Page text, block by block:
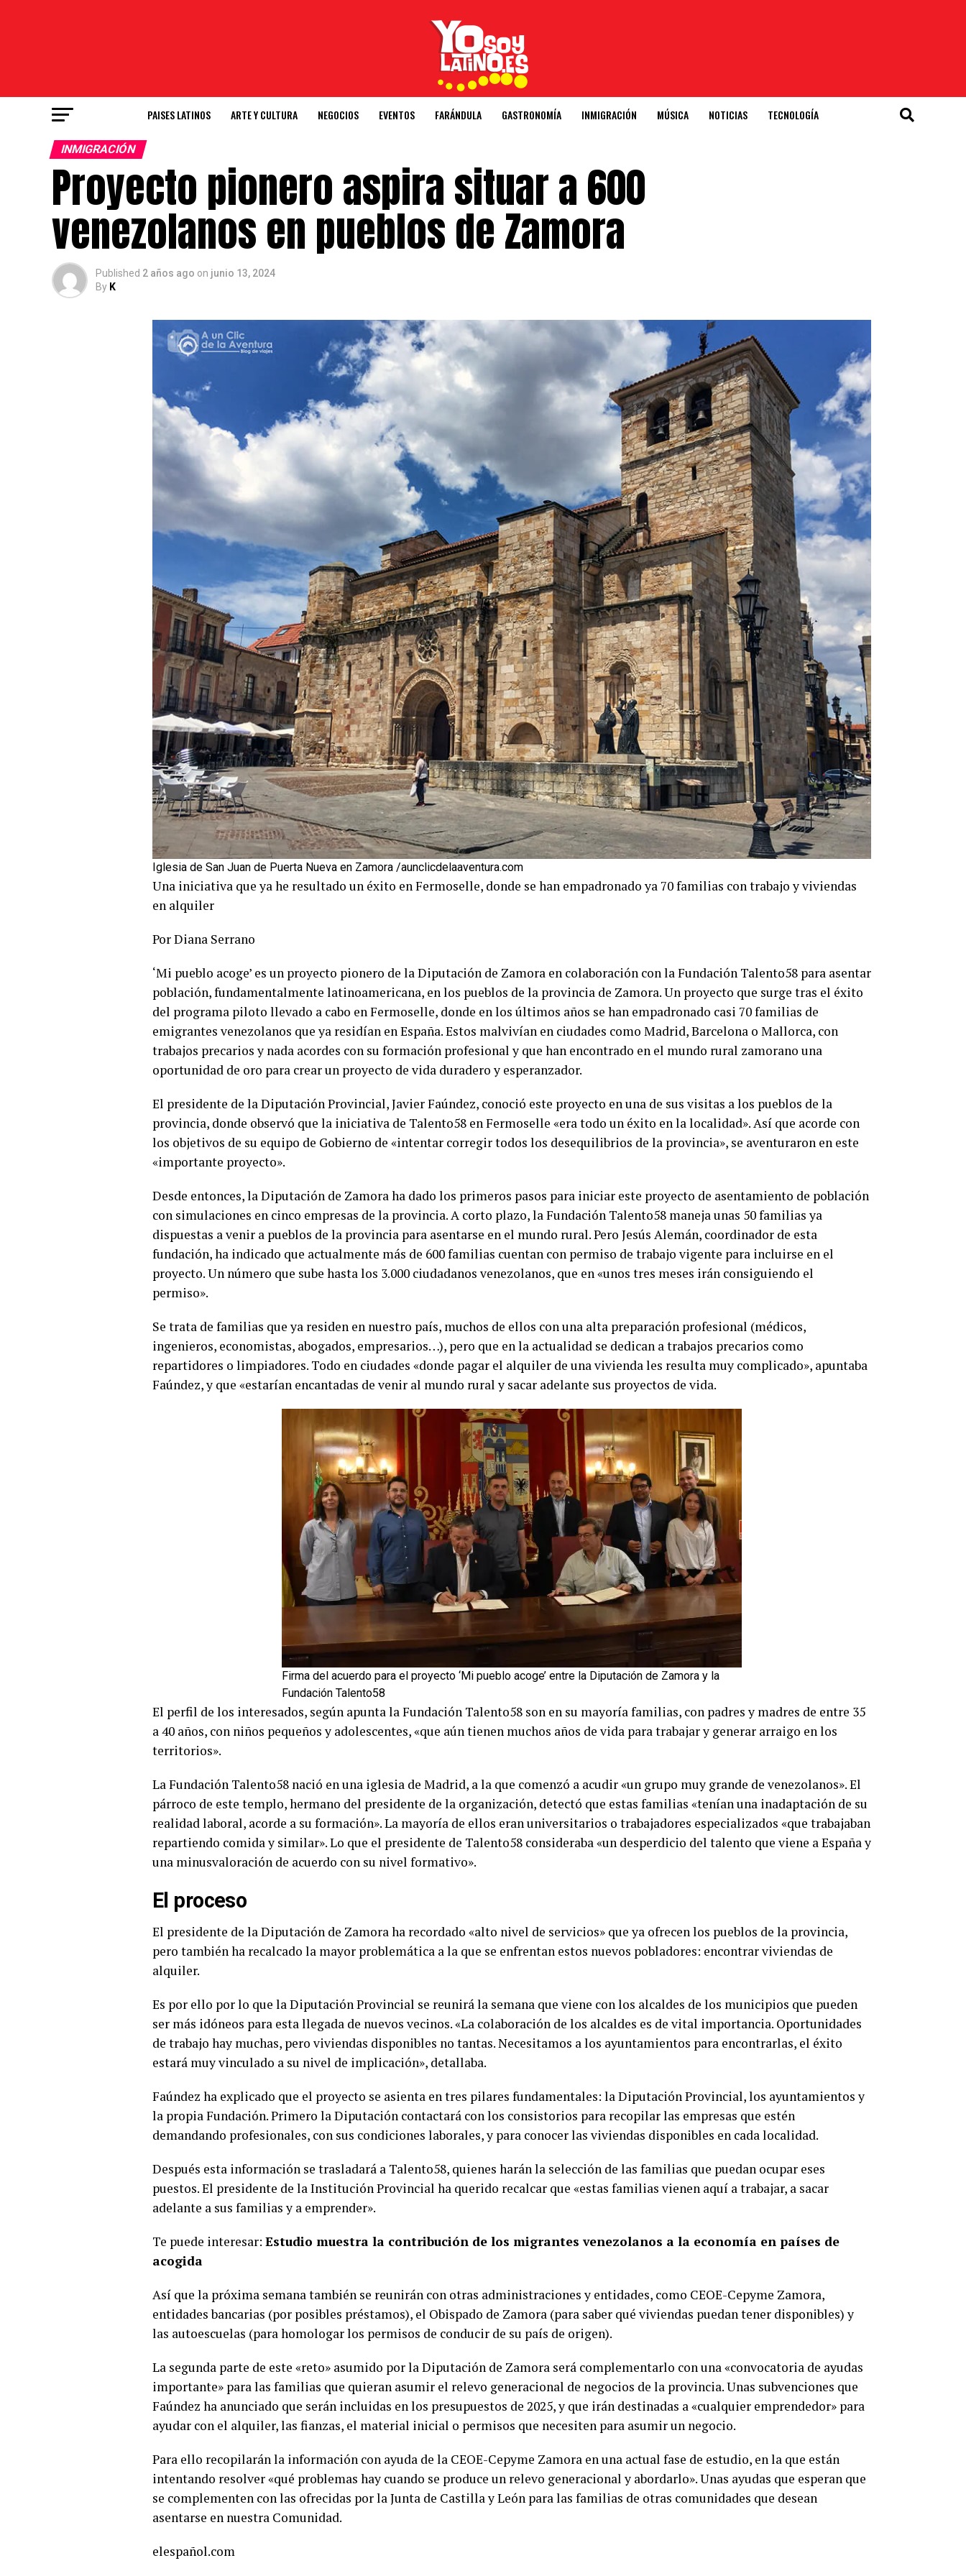
PAISES LATINOS ARTE Y CULTURA NEGOCIOS EVENTOS FARÁNDULA GASTRONOMÍA INMIGRACIÓN MÚSICA NOTICIAS TECNOLOGÍA
INMIGRACIÓN
Proyecto pionero aspira situar a 600
venezolanos en pueblos de Zamora
Published 2 años ago on junio 13, 2024
By K
Iglesia de San Juan de Puerta Nueva en Zamora /aunclicdelaaventura.com
Una iniciativa que ya he resultado un éxito en Fermoselle, donde se han empadronado ya 70 familias con trabajo y viviendas
en alquiler
Por Diana Serrano
‘Mi pueblo acoge’ es un proyecto pionero de la Diputación de Zamora en colaboración con la Fundación Talento58 para asentar
población, fundamentalmente latinoamericana, en los pueblos de la provincia de Zamora. Un proyecto que surge tras el éxito
del programa piloto llevado a cabo en Fermoselle, donde en los últimos años se han empadronado casi 70 familias de
emigrantes venezolanos que ya residían en España. Estos malvivían en ciudades como Madrid, Barcelona o Mallorca, con
trabajos precarios y nada acordes con su formación profesional y que han encontrado en el mundo rural zamorano una
oportunidad de oro para crear un proyecto de vida duradero y esperanzador.
El presidente de la Diputación Provincial, Javier Faúndez, conoció este proyecto en una de sus visitas a los pueblos de la
provincia, donde observó que la iniciativa de Talento58 en Fermoselle «era todo un éxito en la localidad». Así que acorde con
los objetivos de su equipo de Gobierno de «intentar corregir todos los desequilibrios de la provincia», se aventuraron en este
«importante proyecto».
Desde entonces, la Diputación de Zamora ha dado los primeros pasos para iniciar este proyecto de asentamiento de población
con simulaciones en cinco empresas de la provincia. A corto plazo, la Fundación Talento58 maneja unas 50 familias ya
dispuestas a venir a pueblos de la provincia para asentarse en el mundo rural. Pero Jesús Alemán, coordinador de esta
fundación, ha indicado que actualmente más de 600 familias cuentan con permiso de trabajo vigente para incluirse en el
proyecto. Un número que sube hasta los 3.000 ciudadanos venezolanos, que en «unos tres meses irán consiguiendo el
permiso».
Se trata de familias que ya residen en nuestro país, muchos de ellos con una alta preparación profesional (médicos,
ingenieros, economistas, abogados, empresarios…), pero que en la actualidad se dedican a trabajos precarios como
repartidores o limpiadores. Todo en ciudades «donde pagar el alquiler de una vivienda les resulta muy complicado», apuntaba
Faúndez, y que «estarían encantadas de venir al mundo rural y sacar adelante sus proyectos de vida.
Firma del acuerdo para el proyecto ‘Mi pueblo acoge’ entre la Diputación de Zamora y la
Fundación Talento58
El perfil de los interesados, según apunta la Fundación Talento58 son en su mayoría familias, con padres y madres de entre 35
a 40 años, con niños pequeños y adolescentes, «que aún tienen muchos años de vida para trabajar y generar arraigo en los
territorios».
La Fundación Talento58 nació en una iglesia de Madrid, a la que comenzó a acudir «un grupo muy grande de venezolanos». El
párroco de este templo, hermano del presidente de la organización, detectó que estas familias «tenían una inadaptación de su
realidad laboral, acorde a su formación». La mayoría de ellos eran universitarios o trabajadores especializados «que trabajaban
repartiendo comida y similar». Lo que el presidente de Talento58 consideraba «un desperdicio del talento que viene a España y
una minusvaloración de acuerdo con su nivel formativo».
El proceso
El presidente de la Diputación de Zamora ha recordado «alto nivel de servicios» que ya ofrecen los pueblos de la provincia,
pero también ha recalcado la mayor problemática a la que se enfrentan estos nuevos pobladores: encontrar viviendas de
alquiler.
Es por ello por lo que la Diputación Provincial se reunirá la semana que viene con los alcaldes de los municipios que pueden
ser más idóneos para esta llegada de nuevos vecinos. «La colaboración de los alcaldes es de vital importancia. Oportunidades
de trabajo hay muchas, pero viviendas disponibles no tantas. Necesitamos a los ayuntamientos para encontrarlas, el éxito
estará muy vinculado a su nivel de implicación», detallaba.
Faúndez ha explicado que el proyecto se asienta en tres pilares fundamentales: la Diputación Provincial, los ayuntamientos y
la propia Fundación. Primero la Diputación contactará con los consistorios para recopilar las empresas que estén
demandando profesionales, con sus condiciones laborales, y para conocer las viviendas disponibles en cada localidad.
Después esta información se trasladará a Talento58, quienes harán la selección de las familias que puedan ocupar eses
puestos. El presidente de la Institución Provincial ha querido recalcar que «estas familias vienen aquí a trabajar, a sacar
adelante a sus familias y a emprender».
Te puede interesar: Estudio muestra la contribución de los migrantes venezolanos a la economía en países de
acogida
Así que la próxima semana también se reunirán con otras administraciones y entidades, como CEOE-Cepyme Zamora,
entidades bancarias (por posibles préstamos), el Obispado de Zamora (para saber qué viviendas puedan tener disponibles) y
las autoescuelas (para homologar los permisos de conducir de su país de origen).
La segunda parte de este «reto» asumido por la Diputación de Zamora será complementarlo con una «convocatoria de ayudas
importante» para las familias que quieran asumir el relevo generacional de negocios de la provincia. Unas subvenciones que
Faúndez ha anunciado que serán incluidas en los presupuestos de 2025, y que irán destinadas a «cualquier emprendedor» para
ayudar con el alquiler, las fianzas, el material inicial o permisos que necesiten para asumir un negocio.
Para ello recopilarán la información con ayuda de la CEOE-Cepyme Zamora en una actual fase de estudio, en la que están
intentando resolver «qué problemas hay cuando se produce un relevo generacional y abordarlo». Unas ayudas que esperan que
se complementen con las ofrecidas por la Junta de Castilla y León para las familias de otras comunidades que desean
asentarse en nuestra Comunidad.
elespañol.com